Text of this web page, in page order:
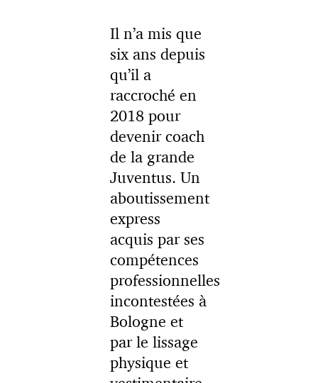
Il n’a mis que
six ans depuis
qu’il a
raccroché en
2018 pour
devenir coach
de la grande
Juventus. Un
aboutissement
express
acquis par ses
compétences
professionnelles
incontestées à
Bologne et
par le lissage
physique et